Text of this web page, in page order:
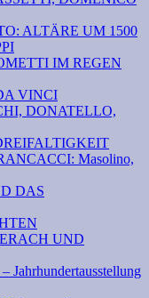
ALTÄRE UM 1500
IM REGEN
VINCI
DONATELLO,
Masolino,
DAS
UND